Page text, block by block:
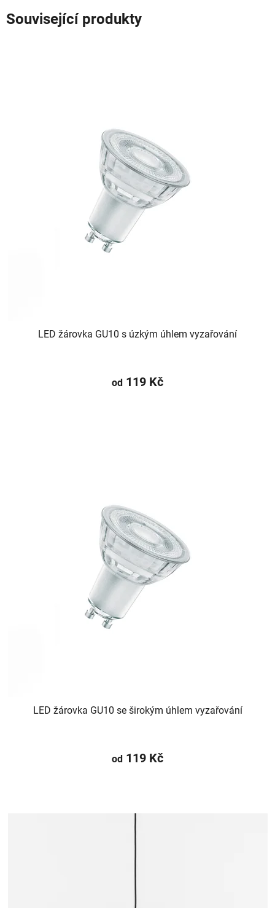
Související produkty
LED žárovka GU10 s úzkým úhlem vyzařování
od 119 Kč
LED žárovka GU10 se širokým úhlem vyzařování
od 119 Kč